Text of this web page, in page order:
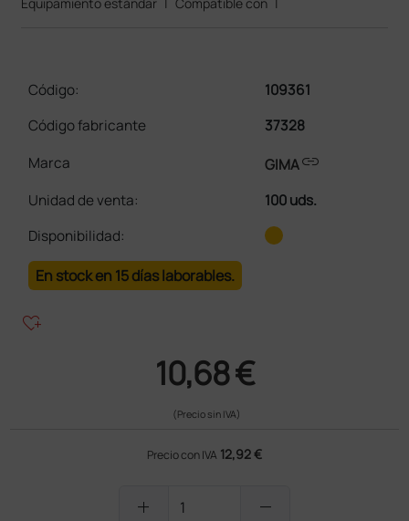
Código:
109361
Código fabricante
37328
Marca
GIMAlink
Unidad de venta:
100 uds.
Disponibilidad:
En stock en 15 días laborables.
heart_plus
10,68 €
(Precio sin IVA)
Precio con IVA 12,92 €
add remove